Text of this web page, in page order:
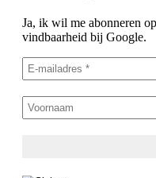
Ja, ik wil me abonneren
vindbaarheid bij Google.